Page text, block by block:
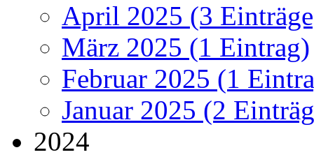
April 2025 (3
März 2025 (1 Eintrag)
Februar 2025 (1
Januar 2025 (2
2024